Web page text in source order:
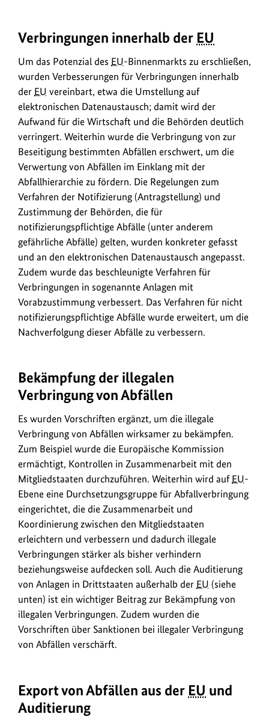
Verbringungen innerhalb der EU
Um das Potenzial des EU-Binnenmarkts zu erschließen,
wurden Verbesserungen für Verbringungen innerhalb
der EU vereinbart, etwa die Umstellung auf
elektronischen Datenaustausch; damit wird der
Aufwand für die Wirtschaft und die Behörden deutlich
verringert. Weiterhin wurde die Verbringung von zur
Beseitigung bestimmten Abfällen erschwert, um die
Verwertung von Abfällen im Einklang mit der
Abfallhierarchie zu fördern. Die Regelungen zum
Verfahren der Notifizierung (Antragstellung) und
Zustimmung der Behörden, die für
notifizierungspflichtige Abfälle (unter anderem
gefährliche Abfälle) gelten, wurden konkreter gefasst
und an den elektronischen Datenaustausch angepasst.
Zudem wurde das beschleunigte Verfahren für
Verbringungen in sogenannte Anlagen mit
Vorabzustimmung verbessert. Das Verfahren für nicht
notifizierungspflichtige Abfälle wurde erweitert, um die
Nachverfolgung dieser Abfälle zu verbessern.
Bekämpfung der illegalen
Verbringung von Abfällen
Es wurden Vorschriften ergänzt, um die illegale
Verbringung von Abfällen wirksamer zu bekämpfen.
Zum Beispiel wurde die Europäische Kommission
ermächtigt, Kontrollen in Zusammenarbeit mit den
Mitgliedstaaten durchzuführen. Weiterhin wird auf EU-
Ebene eine Durchsetzungsgruppe für Abfallverbringung
eingerichtet, die die Zusammenarbeit und
Koordinierung zwischen den Mitgliedstaaten
erleichtern und verbessern und dadurch illegale
Verbringungen stärker als bisher verhindern
beziehungsweise aufdecken soll. Auch die Auditierung
von Anlagen in Drittstaaten außerhalb der EU (siehe
unten) ist ein wichtiger Beitrag zur Bekämpfung von
illegalen Verbringungen. Zudem wurden die
Vorschriften über Sanktionen bei illegaler Verbringung
von Abfällen verschärft.
Export von Abfällen aus der EU und
Auditierung